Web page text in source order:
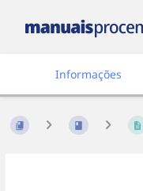
Informações